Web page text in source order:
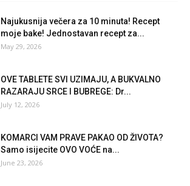
Najukusnija večera za 10 minuta! Recept
moje bake! Jednostavan recept za...
May 29, 2026
OVE TABLETE SVI UZIMAJU, A BUKVALNO
RAZARAJU SRCE I BUBREGE: Dr...
July 12, 2026
KOMARCI VAM PRAVE PAKAO OD ŽIVOTA?
Samo isijecite OVO VOĆE na...
June 23, 2026